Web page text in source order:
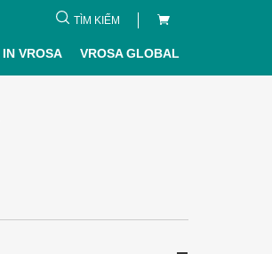
TÌM KIẾM
VROSA VROSA GLOBAL